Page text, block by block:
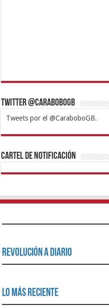
Twitter @CaraboboGB
Tweets por el @CaraboboGB.
1xbetBetturkeyBetistKralbet
https://mvbcasino.com/
Cartel de Notificación
Revolución a Diario
Lo Más Reciente